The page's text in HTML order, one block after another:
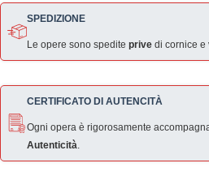
SPEDIZIONE
Le opere sono spedite prive di cornice e
CERTIFICATO DI AUTENCITÀ
Ogni opera è rigorosamente
Autenticità.